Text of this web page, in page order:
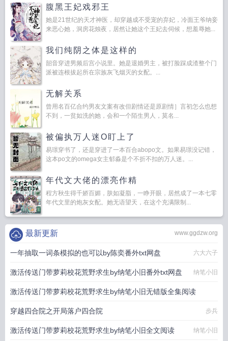
腹黑王妃戏邪王
她是21世纪的天才神医，却穿越成不受宠的弃妃，冷面王爷纳妾
来恶心她，洞房花烛夜，居然让她这个王妃去伺候，想羞辱她...
我们纯阴之体是这样的
韶音穿进男频后宫小说里。她是退婚男主，被打脸踩成渣整个门
派被连根拔起所在宗族灰飞烟灭的女配。...
无解关系
曾用名百亿合约男友文案有改但剧情还是原剧情］言初怎么也想
不到，一贫如洗的她，会和一个陌生男人，莫名...
被偏执万人迷O盯上了
易璟穿书了，还是穿进了一本百合abopo文。如果易璟没记错，
这本po文的omega女主郁淼是个不折不扣的万人迷。...
年代文大佬的漂亮作精
程方秋生得千娇百媚，肤如凝脂，一睁开眼，居然成了一本七零
年代文里的炮灰女配。她无语望天，在这个充满限制...
www.ggdzw.org
最新更新
一年抽取一词条模拟的也可以by陈奕番外txt网盘 六大六子
激活传送门带萝莉校花荒野求生by纳笔小旧番外txt网盘 纳笔小旧
激活传送门带萝莉校花荒野求生by纳笔小旧无错版全集阅读
纳笔小旧
穿越四合院之开局落户四合院 步兵
激活传送门带萝莉校花荒野求生by纳笔小旧全文阅读 纳笔小旧